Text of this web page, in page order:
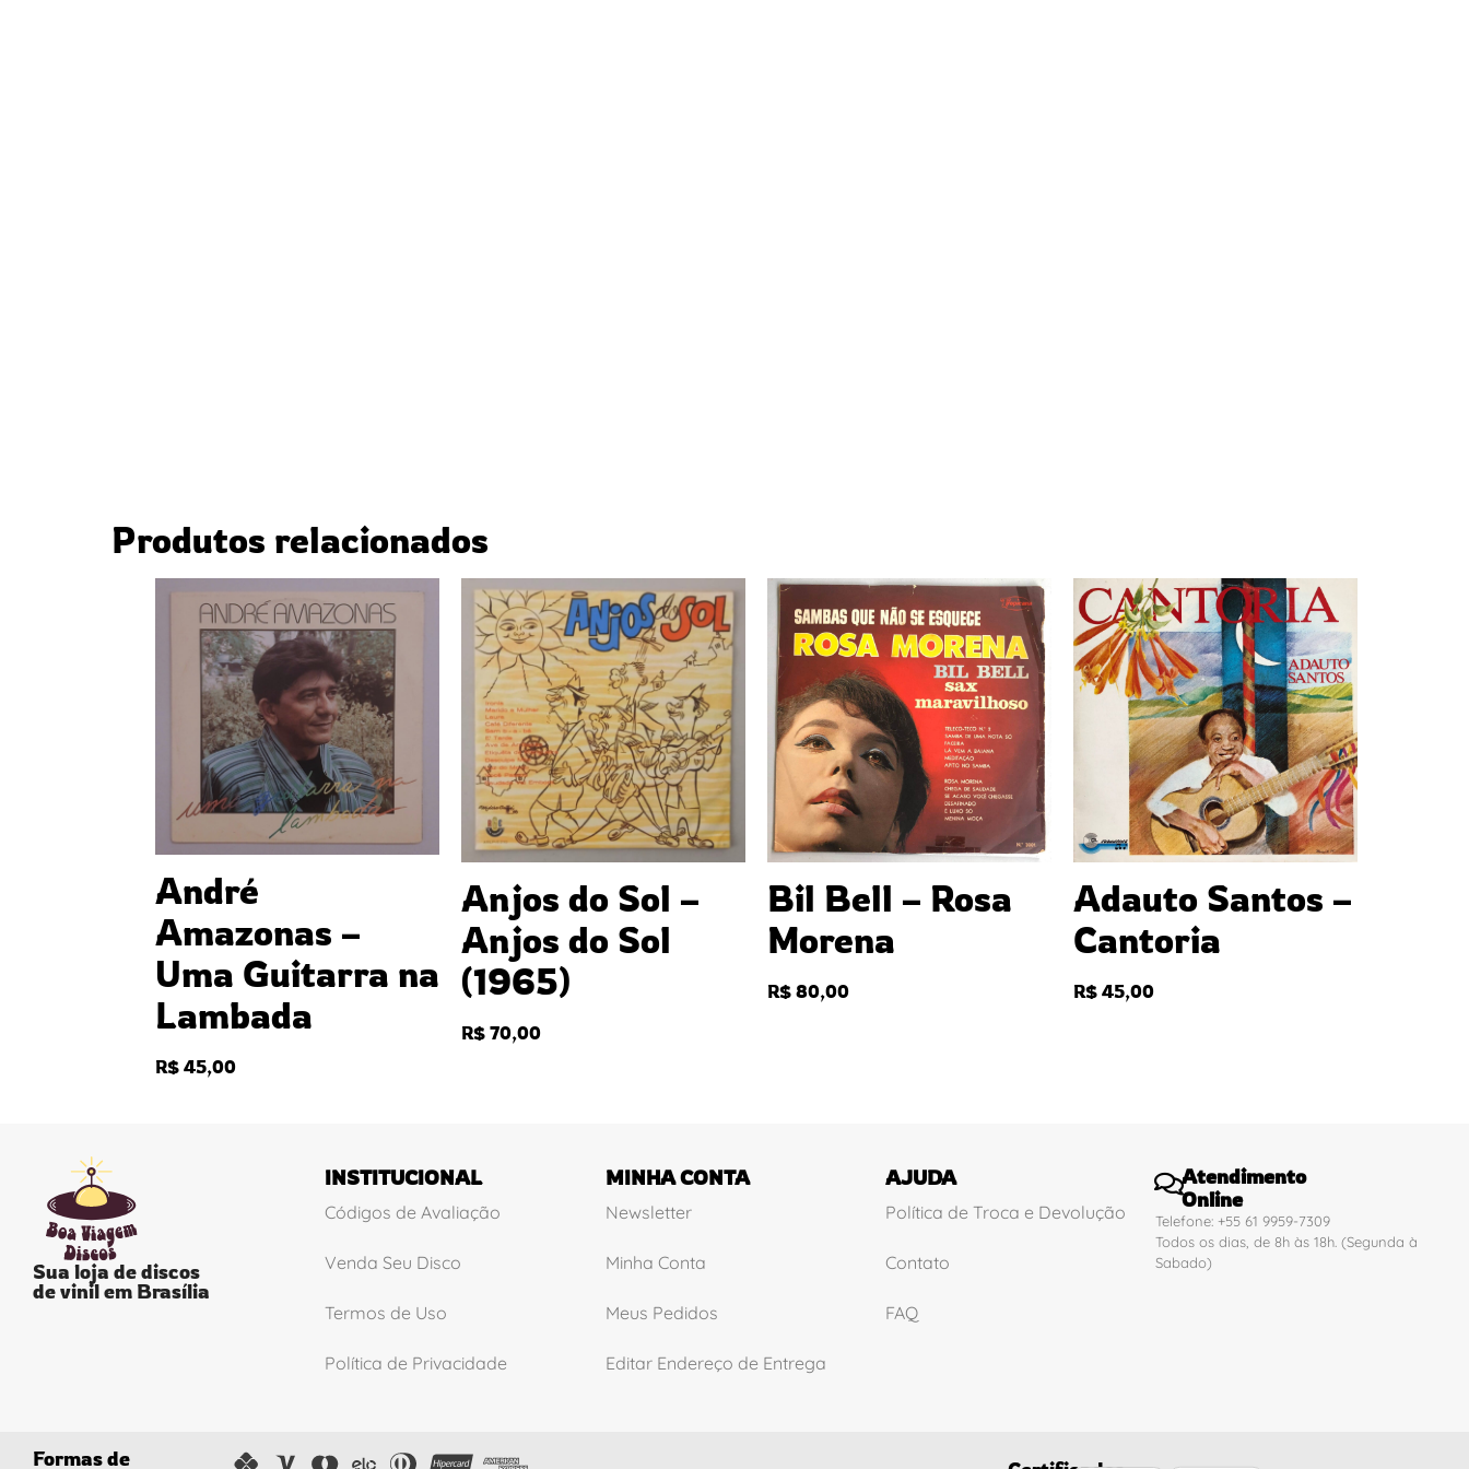
Produtos relacionados
André
Amazonas –
Uma Guitarra na
Lambada
R$ 45,00
Anjos do Sol –
Anjos do Sol
(1965)
R$ 70,00
Bil Bell – Rosa
Morena
R$ 80,00
Adauto Santos –
Cantoria
R$ 45,00
Sua loja de discos
de vinil em Brasília
INSTITUCIONAL
Códigos de Avaliação
Venda Seu Disco
Termos de Uso
Política de Privacidade
MINHA CONTA
Newsletter
Minha Conta
Meus Pedidos
Editar Endereço de Entrega
AJUDA
Política de Troca e Devolução
Contato
FAQ
Atendimento
Online
Telefone: +55 61 9959-7309
Todos os dias, de 8h às 18h. (Segunda à
Sabado)
Formas de